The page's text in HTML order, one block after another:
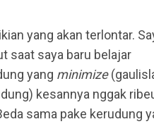
yang akan terlontar.
saat saya baru belajar
yang minimize
kesannya nggak
sama pake kerudung